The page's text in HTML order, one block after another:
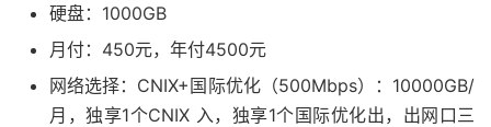
硬盘：1000GB
月付：450元，年付4500元
网络选择：CNIX+国际优化（500Mbps）：10000GB/
月，独享1个CNIX 入，独享1个国际优化出，出网口三